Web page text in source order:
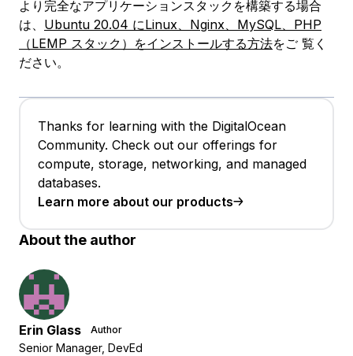
より完全なアプリケーションスタックを構築する場合
は、 Ubuntu 20.04 にLinux、Nginx、MySQL、PHP
（LEMP スタック）をインストールする方法をご 覧く
ださい。
Thanks for learning with the DigitalOcean
Community. Check out our offerings for
compute, storage, networking, and managed
databases.
Learn more about our products
About the author
Erin Glass Author
Senior Manager, DevEd